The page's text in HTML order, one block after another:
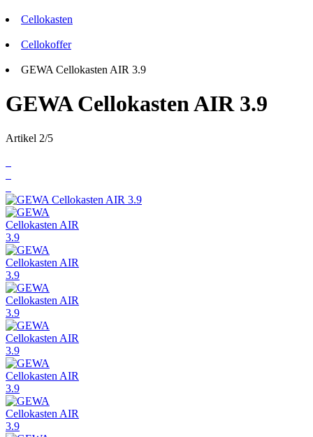
Cellokasten
Cellokoffer
GEWA Cellokasten AIR 3.9
GEWA Cellokasten AIR 3.9
Artikel 2/5